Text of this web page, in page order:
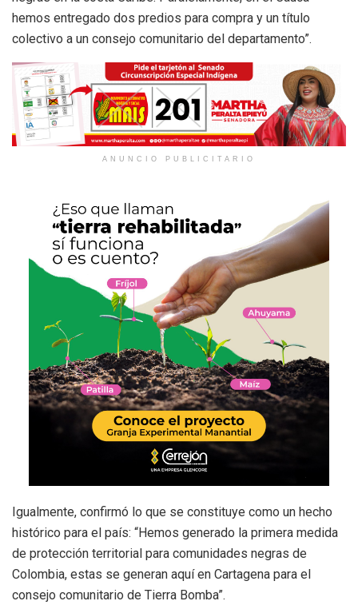
hemos entregado dos predios para compra y un título
colectivo a un consejo comunitario del departamento”.
ANUNCIO PUBLICITARIO
Igualmente, confirmó lo que se constituye como un hecho
histórico para el país: “Hemos generado la primera medida
de protección territorial para comunidades negras de
Colombia, estas se generan aquí en Cartagena para el
consejo comunitario de Tierra Bomba”.